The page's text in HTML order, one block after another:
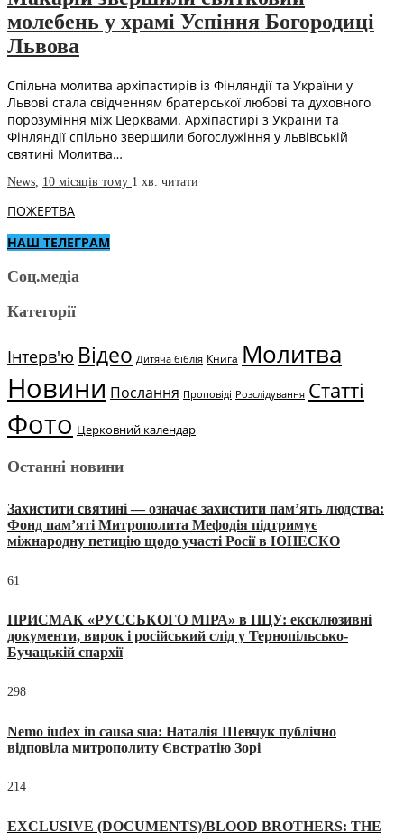
молебень у храмі Успіння Богородиці
Львова
Спільна молитва архіпастирів із Фінляндії та України у
Львові стала свідченням братерської любові та духовного
порозуміння між Церквами. Архіпастирі з України та
Фінляндії спільно звершили богослужіння у львівській
святині Молитва…
News, 10 місяців тому 1 хв. читати
ПОЖЕРТВА
НАШ ТЕЛЕГРАМ
Соц.медіа
Категорії
Інтерв'ю Відео Дитяча біблія Книга Молитва
Новини Послання Проповіді Розслідування Статті
Фото Церковний календар
Останні новини
Захистити святині — означає захистити пам’ять людства:
Фонд пам’яті Митрополита Мефодія підтримує
міжнародну петицію щодо участі Росії в ЮНЕСКО
61
ПРИСМАК «РУССЬКОГО МІРА» в ПЦУ: ексклюзивні
документи, вирок і російський слід у Тернопільсько-
Бучацькій єпархії
298
Nemo iudex in causa sua: Наталія Шевчук публічно
відповіла митрополиту Євстратію Зорі
214
EXCLUSIVE (DOCUMENTS)/BLOOD BROTHERS: THE